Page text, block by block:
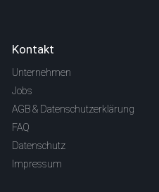
Kontakt
Unternehmen
Jobs
AGB & Datenschutzerklärung
FAQ
Datenschutz
Impressum